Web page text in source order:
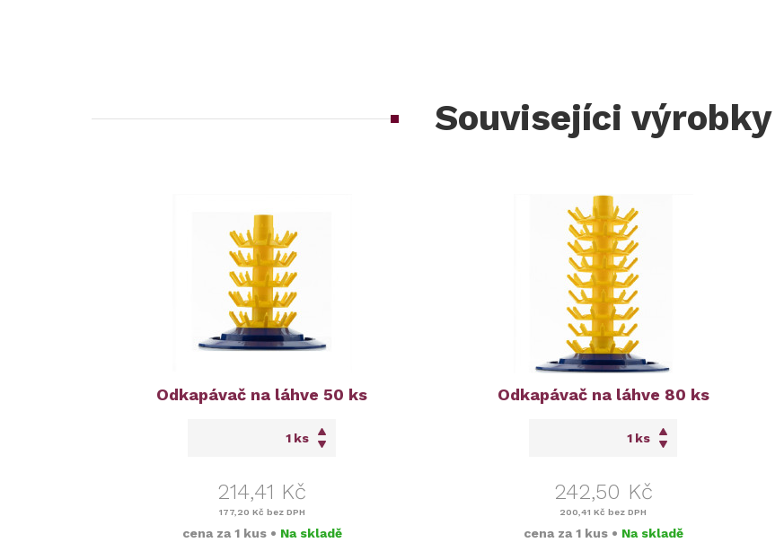
Souvisejíci výrobky
Odkapávač na láhve 50 ks
ks
214,41 Kč
177,20 Kč bez DPH
cena za 1 kus • Na skladě
Odkapávač na láhve 80 ks
ks
242,50 Kč
200,41 Kč bez DPH
cena za 1 kus • Na skladě